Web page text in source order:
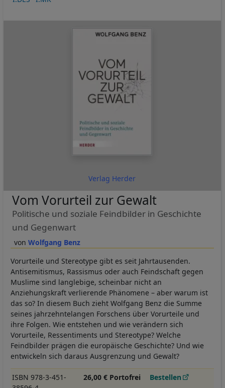
Verlag Herder
Wolfgang Benz
Vom Vorurteil zur Gewalt
Politische und soziale Feindbilder in Geschichte
und Gegenwart
Vorurteile und Stereotype gibt es seit Jahrtausenden.
Antisemitismus, Rassismus oder auch Feindschaft gegen
Muslime sind langlebige, scheinbar nicht an
Anziehungskraft verlierende Phänomene – aber warum ist
das so? In diesem Buch zieht Wolfgang Benz die Summe
seines jahrzehntelangen Forschens über Vorurteile und
ihre Folgen. Wie entstehen und wie verändern sich
Vorurteile, Ressentiments und Stereotype? Welche
Feindbilder prägen die europäische Geschichte? Und wie
entwickeln sich daraus Ausgrenzung und Gewalt?
ISBN 978-3-451-
26,00 € Portofrei Bestellen